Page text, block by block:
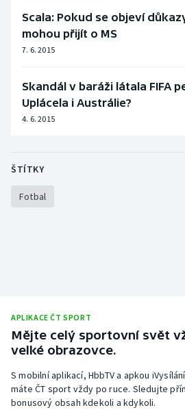
Plážový volejbal
Ragby
Rychlobruslení
Rychlostní kanoistika
Vodní slalom
Volejbal
Ostatní
Scala: Pokud se objeví
mohou přijít o MS
7. 6. 2015
Skandál v baráži látala FIFA
Uplácela i Austrálie?
4. 6. 2015
ŠTÍTKY
Fotbal
APLIKACE ČT SPORT
Mějte celý sportovní svět
velké obrazovce.
S mobilní aplikací, HbbTV a apkou
máte ČT sport vždy po ruce. Sledujte
bonusový obsah kdekoli a kdykoli.